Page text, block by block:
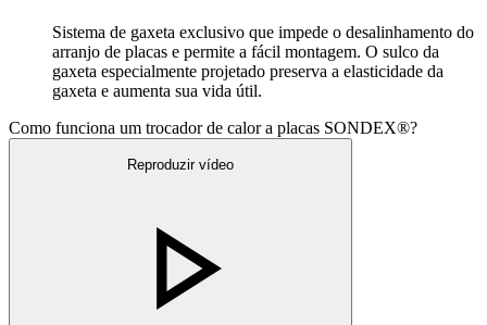
Sistema de gaxeta exclusivo que impede o desalinhamento do
arranjo de placas e permite a fácil montagem. O sulco da
gaxeta especialmente projetado preserva a elasticidade da
gaxeta e aumenta sua vida útil.
Como funciona um trocador de calor a placas SONDEX®?
Reproduzir vídeo